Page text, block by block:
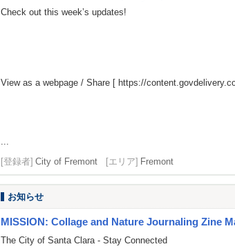
Check out this week’s updates!
View as a webpage / Share [ https://
...
[登録者] City of Fremont [エリア] Fremont
お知らせ
MISSION: Collage and Nature Journaling Zine
The City of Santa Clara - Stay Connected